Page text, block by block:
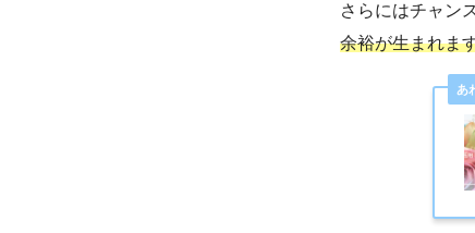
さらにはチャン
余裕が生まれま